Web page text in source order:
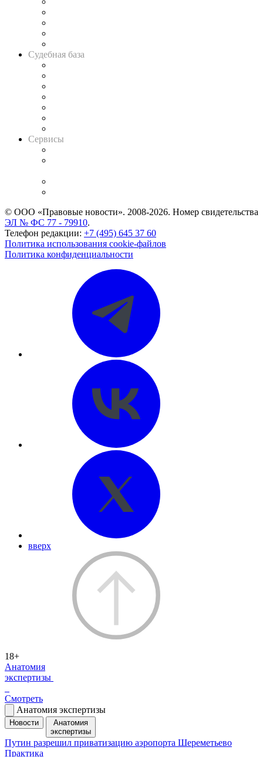
Судебная база
Сервисы
© ООО «Правовые новости». 2008-2026. Номер свидетельства
ЭЛ № ФС 77 - 79910.
Телефон редакции: +7 (495) 645 37 60
Политика использования cookie-файлов
Политика конфиденциальности
вверх
18+
Анатомия
экспертизы
Смотреть
Анатомия экспертизы
Новости
Анатомия
экспертизы
Путин разрешил приватизацию аэропорта Шереметьево
Практика